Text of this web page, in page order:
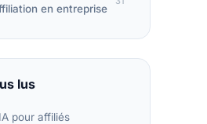
en entreprise
lus
pour affiliés